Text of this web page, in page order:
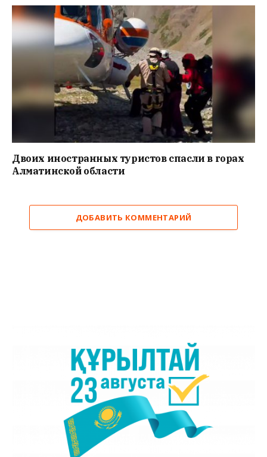
Двоих иностранных туристов спасли в горах
Алматинской области
ДОБАВИТЬ КОММЕНТАРИЙ